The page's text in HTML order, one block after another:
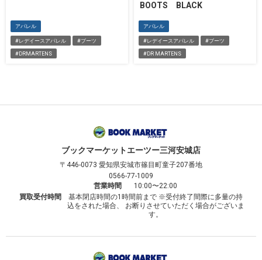
アパレル
#レデイースアパレル #ブーツ
#DRMARTENS
BOOTS BLACK
アパレル
#レデイースアパレル #ブーツ
#DR MARTENS
ブックマーケットエーツー三河安城店
〒446-0073 愛知県安城市篠目町童子207番地
0566-77-1009
営業時間
10:00〜22:00
買取受付時間
基本閉店時間の1時間前まで ※受付終了間際に多量の持
込をされた場合、 お断りさせていただく場合がございま
す。